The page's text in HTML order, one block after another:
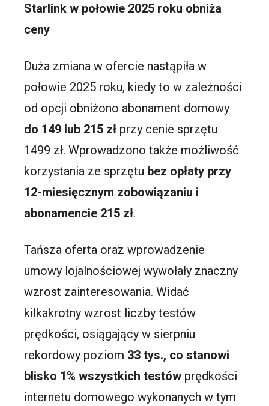
Starlink w połowie 2025 roku obniża
ceny
Duża zmiana w ofercie nastąpiła w
połowie 2025 roku, kiedy to w zależności
od opcji obniżono abonament domowy
do 149 lub 215 zł przy cenie sprzętu
1499 zł. Wprowadzono także możliwość
korzystania ze sprzętu bez opłaty przy
12-miesięcznym zobowiązaniu i
abonamencie 215 zł.
Tańsza oferta oraz wprowadzenie
umowy lojalnościowej wywołały znaczny
wzrost zainteresowania. Widać
kilkakrotny wzrost liczby testów
prędkości, osiągający w sierpniu
rekordowy poziom 33 tys., co stanowi
blisko 1% wszystkich testów prędkości
internetu domowego wykonanych w tym